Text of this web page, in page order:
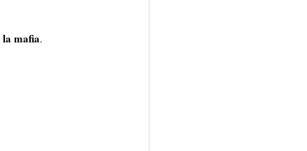
la mafia.